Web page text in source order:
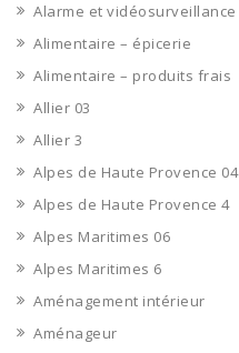
Alarme et vidéosurveillance
Alimentaire – épicerie
Alimentaire – produits frais
Allier 03
Allier 3
Alpes de Haute Provence 04
Alpes de Haute Provence 4
Alpes Maritimes 06
Alpes Maritimes 6
Aménagement intérieur
Aménageur